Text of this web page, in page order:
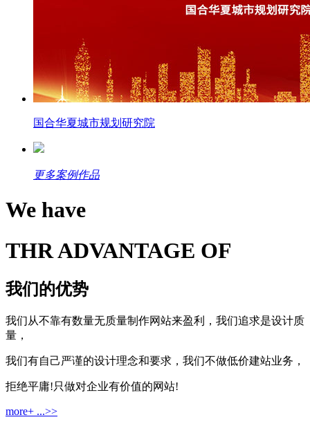
国合华夏城市规划研究院
更多案例作品
We have
THR ADVANTAGE OF
我们的优势
我们从不靠有数量无质量制作网站来盈利，我们追求是设计质
量，
我们有自己严谨的设计理念和要求，我们不做低价建站业务，
拒绝平庸!只做对企业有价值的网站!
more+ ...>>